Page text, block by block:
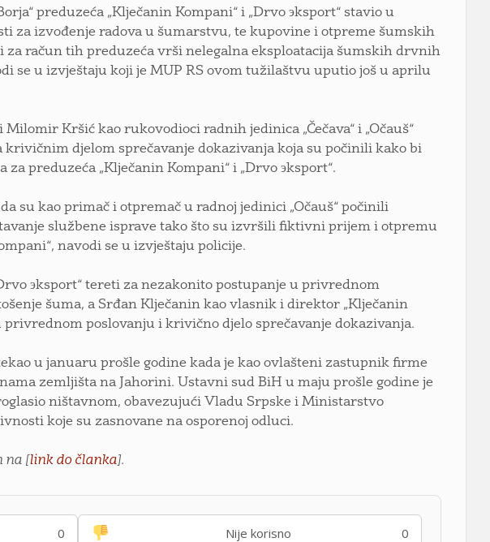
preduzeća „Klječanin Kompani“ i „Drvo эksport“ stavio u
za izvođenje radova u šumarstvu, te kupovine i otpreme šumskih
za račun tih preduzeća vrši nelegalna eksploatacija šumskih drvnih
se u izvještaju koji je MUP RS ovom tužilaštvu uputio još u aprilu
Kršić kao rukovodioci radnih jedinica „Čečava“ i „Očauš“
krivičnim djelom sprečavanje dokazivanja koja su počinili kako bi
preduzeća „Klječanin Kompani“ i „Drvo эksport“.
su kao primač i otpremač u radnoj jedinici „Očauš“ počinili
službene isprave tako što su izvršili fiktivni prijem i otpremu
navodi se u izvještaju policije.
эksport“ tereti za nezakonito postupanje u privrednom
šuma, a Srđan Klječanin kao vlasnik i direktor „Klječanin
privrednom poslovanju i krivično djelo sprečavanje dokazivanja.
u januaru prošle godine kada je kao ovlašteni zastupnik firme
zemljišta na Jahorini. Ustavni sud BiH u maju prošle godine je
ništavnom, obavezujući Vladu Srpske i Ministarstvo
koje su zasnovane na osporenoj odluci.
na [link do članka].
0 Nije korisno 0